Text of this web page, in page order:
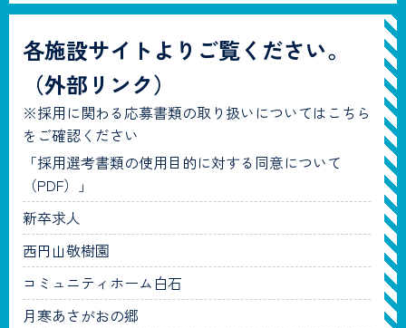
各施設サイトよりご覧ください。
（外部リンク）
※採用に関わる応募書類の取り扱いについてはこちら
をご確認ください
「採用選考書類の使用目的に対する同意について
（PDF）」
新卒求人
西円山敬樹園
コミュニティホーム白石
月寒あさがおの郷